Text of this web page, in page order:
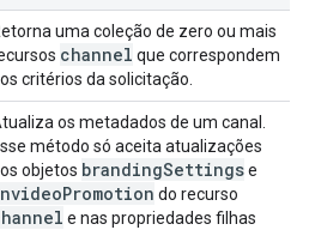
uma coleção de zero ou mais
channel que correspondem
critérios da solicitação.
os metadados de um canal.
método só aceita atualizações
objetos brandingSettingse
Promotion do recurso
e nas propriedades filhas